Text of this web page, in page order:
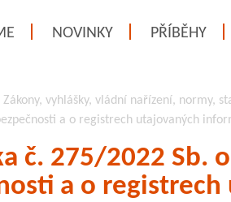
NOVINKY PŘÍBĚHY
Zákony, vyhlášky, vládní nařízení, normy,
a o registrech utajovaných
č. 275/2022 Sb.
a o